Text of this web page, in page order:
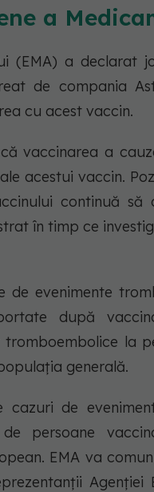
a
(EMA) a declarat
de compania
cu acest vaccin.
vaccinarea a
acestui vaccin.
continuă să
în timp ce
de evenimente
după
la
generală.
de
persoane
EMA va
Agenției